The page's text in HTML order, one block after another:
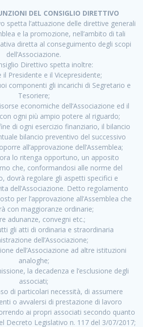
DEL CONSIGLIO DIRETTIVO
spetta l’attuazione delle direttive generali
e la promozione, nell’ambito di tali
diretta al conseguimento degli scopi
dell’Associazione.
Direttivo spetta inoltre:
il Presidente e il Vicepresidente;
componenti gli incarichi di Segretario e
Tesoriere;
economiche dell’Associazione ed il
ogni più ampio potere al riguardo;
di ogni esercizio finanziario, il bilancio
bilancio preventivo del successivo
all’approvazione dell’Assemblea;
lo ritenga opportuno, un apposito
che, conformandosi alle norme del
dovrà regolare gli aspetti specifici e
dell’Associazione. Detto regolamento
per l’approvazione all’Assemblea che
con maggioranze ordinarie;
adunanze, convegni etc.;
gli atti di ordinaria e straordinaria
dell’Associazione;
dell’Associazione ad altre istituzioni
analoghe;
la decadenza e l’esclusione degli
associati;
di particolari necessità, di assumere
o avvalersi di prestazione di lavoro
ai propri associati secondo quanto
Decreto Legislativo n. 117 del 3/07/2017;